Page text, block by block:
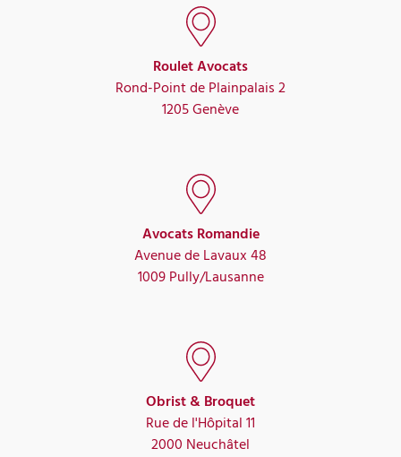
Roulet Avocats
Rond-Point de Plainpalais 2
1205 Genève
Avocats Romandie
Avenue de Lavaux 48
1009 Pully/Lausanne
Obrist & Broquet
Rue de l'Hôpital 11
2000 Neuchâtel